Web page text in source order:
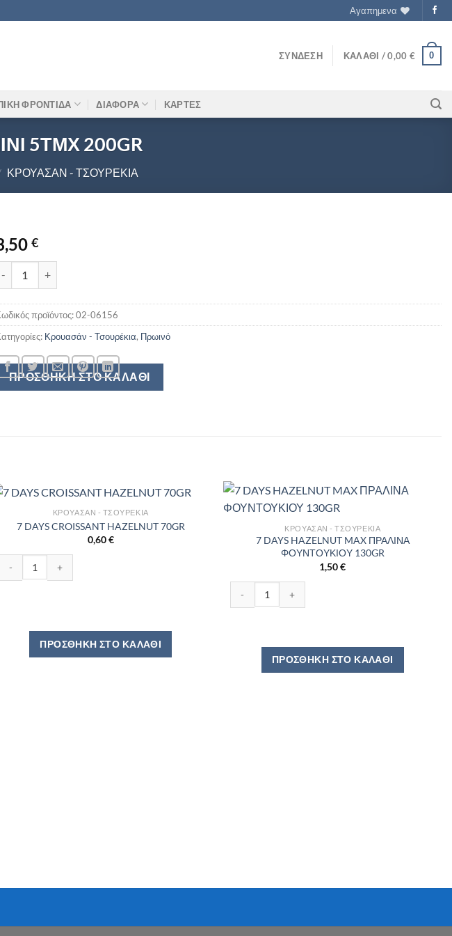
Αγαπημενα
ΣΎΝΔΕΣΗ ΚΑΛΆΘΙ /0,00 € 0
ΦΡΟΝΤΙΔΑ ΔΙΑΦΟΡΑ ΚΑΡΤΕΣ
5ΤΜΧ 200GR
ΚΡΟΥΑΣΆΝ - ΤΣΟΥΡΈΚΙΑ
€
ΠΡΟΣΘΉΚΗ ΣΤΟ ΚΑΛΆΘΙ
προϊόντος:02-06156
Κρουασάν - Τσουρέκια, Πρωινό
ΚΡΟΥΑΣΆΝ - ΤΣΟΥΡΈΚΙΑ
7 DAYS CROISSANT HAZELNUT 70GR
0,60€
ΠΡΟΣΘΉΚΗ ΣΤΟ ΚΑΛΆΘΙ
ΚΡΟΥΑΣΆΝ - ΤΣΟΥΡΈΚΙΑ
7 DAYS HAZELNUT MAX ΠΡΑΛΙΝΑ
ΦΟΥΝΤΟΥΚΙΟΥ 130GR
1,50€
ΠΡΟΣΘΉΚΗ ΣΤΟ ΚΑΛΆΘΙ